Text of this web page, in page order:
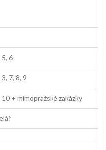
5, 6
7, 8, 9
+ mimopražské zakázky